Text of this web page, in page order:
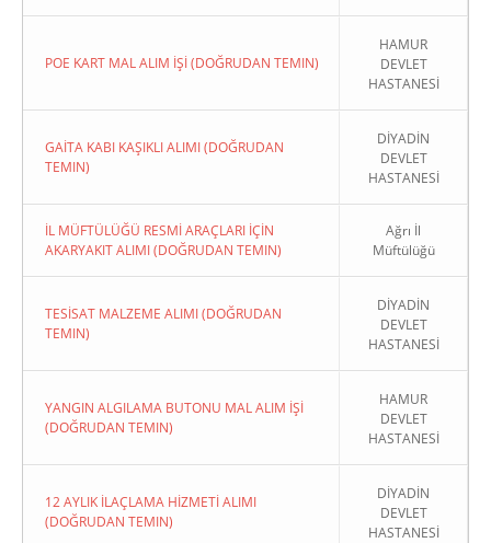
POE KART MAL ALIM İŞİ (DOĞRUDAN TEMIN)
HAMUR
DEVLET
HASTANESİ
GAİTA KABI KAŞIKLI ALIMI (DOĞRUDAN
TEMIN)
DİYADİN
DEVLET
HASTANESİ
İL MÜFTÜLÜĞÜ RESMİ ARAÇLARI İÇİN
AKARYAKIT ALIMI (DOĞRUDAN TEMIN)
Ağrı İl
Müftülüğü
TESİSAT MALZEME ALIMI (DOĞRUDAN
TEMIN)
DİYADİN
DEVLET
HASTANESİ
YANGIN ALGILAMA BUTONU MAL ALIM İŞİ
(DOĞRUDAN TEMIN)
HAMUR
DEVLET
HASTANESİ
12 AYLIK İLAÇLAMA HİZMETİ ALIMI
(DOĞRUDAN TEMIN)
DİYADİN
DEVLET
HASTANESİ